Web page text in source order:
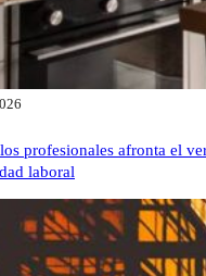
profesionales afronta el
laboral